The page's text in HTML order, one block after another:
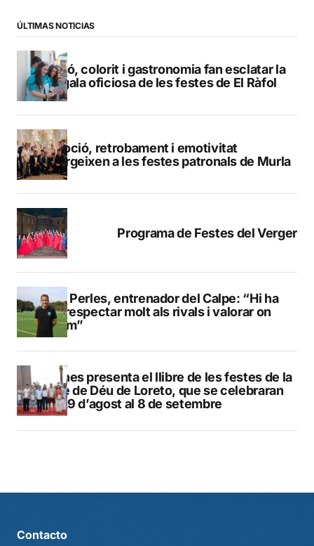
ÚLTIMAS NOTICIAS
Pregó, colorit i gastronomia fan esclatar la
bengala oficiosa de les festes de El Ràfol
Devoció, retrobament i emotivitat
emergeixen a les festes patronals de Murla
Programa de Festes del Verger
Pere Perles, entrenador del Calpe: “Hi ha
que respectar molt als rivals i valorar on
estem”
Duanes presenta el llibre de les festes de la
Mare de Déu de Loreto, que se celebraran
del 29 d’agost al 8 de setembre
Contacto